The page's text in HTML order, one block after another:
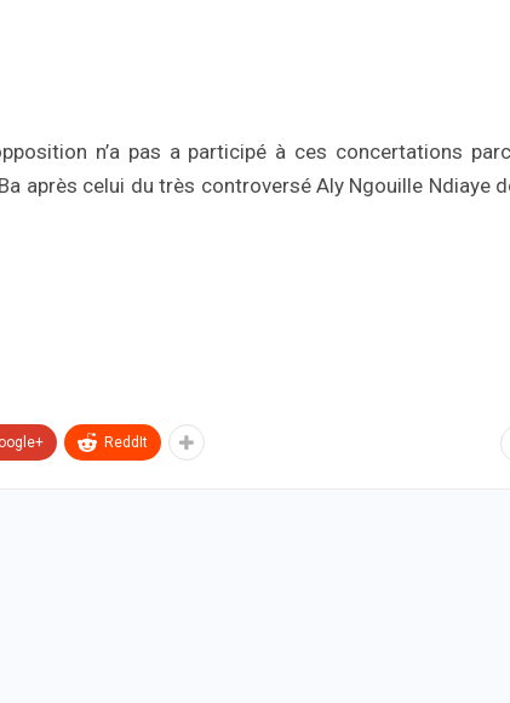
n’a pas a participé à ces concertations
après celui du très controversé Aly Ngouille Ndiaye
ReddIt